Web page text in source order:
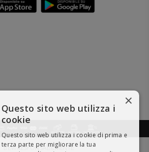
BEVI RESPONSABILMENTE
×
Questo sito web utilizza i
cookie
Questo sito web utilizza i cookie di prima e
terza parte per migliorare la tua